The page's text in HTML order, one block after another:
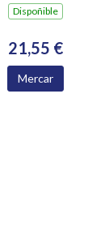
Dispoñible
21,55 €
Mercar